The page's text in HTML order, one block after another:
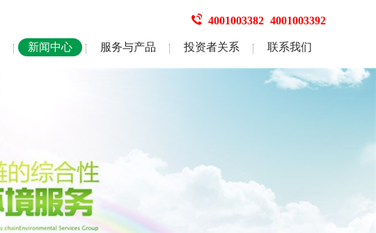
4001003382 4001003392
新闻中心 服务与产品 投资者关系 联系我们